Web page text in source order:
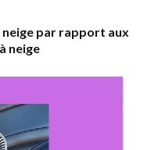
neige par rapport aux
neige